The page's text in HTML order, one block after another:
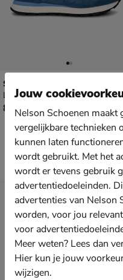
Sun 68 Tom Solid
Lage sneakers - blauw
€ 89,99
89 ,
Nieuwsbrief
Ontvang € 10,-
acties en aanbiedingen!
E-mailadres
Jouw
Nelson Schoenen maakt
vergelijkbare technieken
kunnen laten
wordt gebruikt. Met het
wordt er tevens gebruik
advertentiedoeleinden.
advertenties van Nelson
worden, voor jou
voor
Meer weten? Lees dan
Hier kun je jouw
wijzigen.